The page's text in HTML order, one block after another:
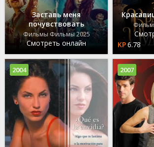
Заставь меня
почувствовать
Фильмы Фильмы 2025
Смотреть онлайн
6.78
2004 2007